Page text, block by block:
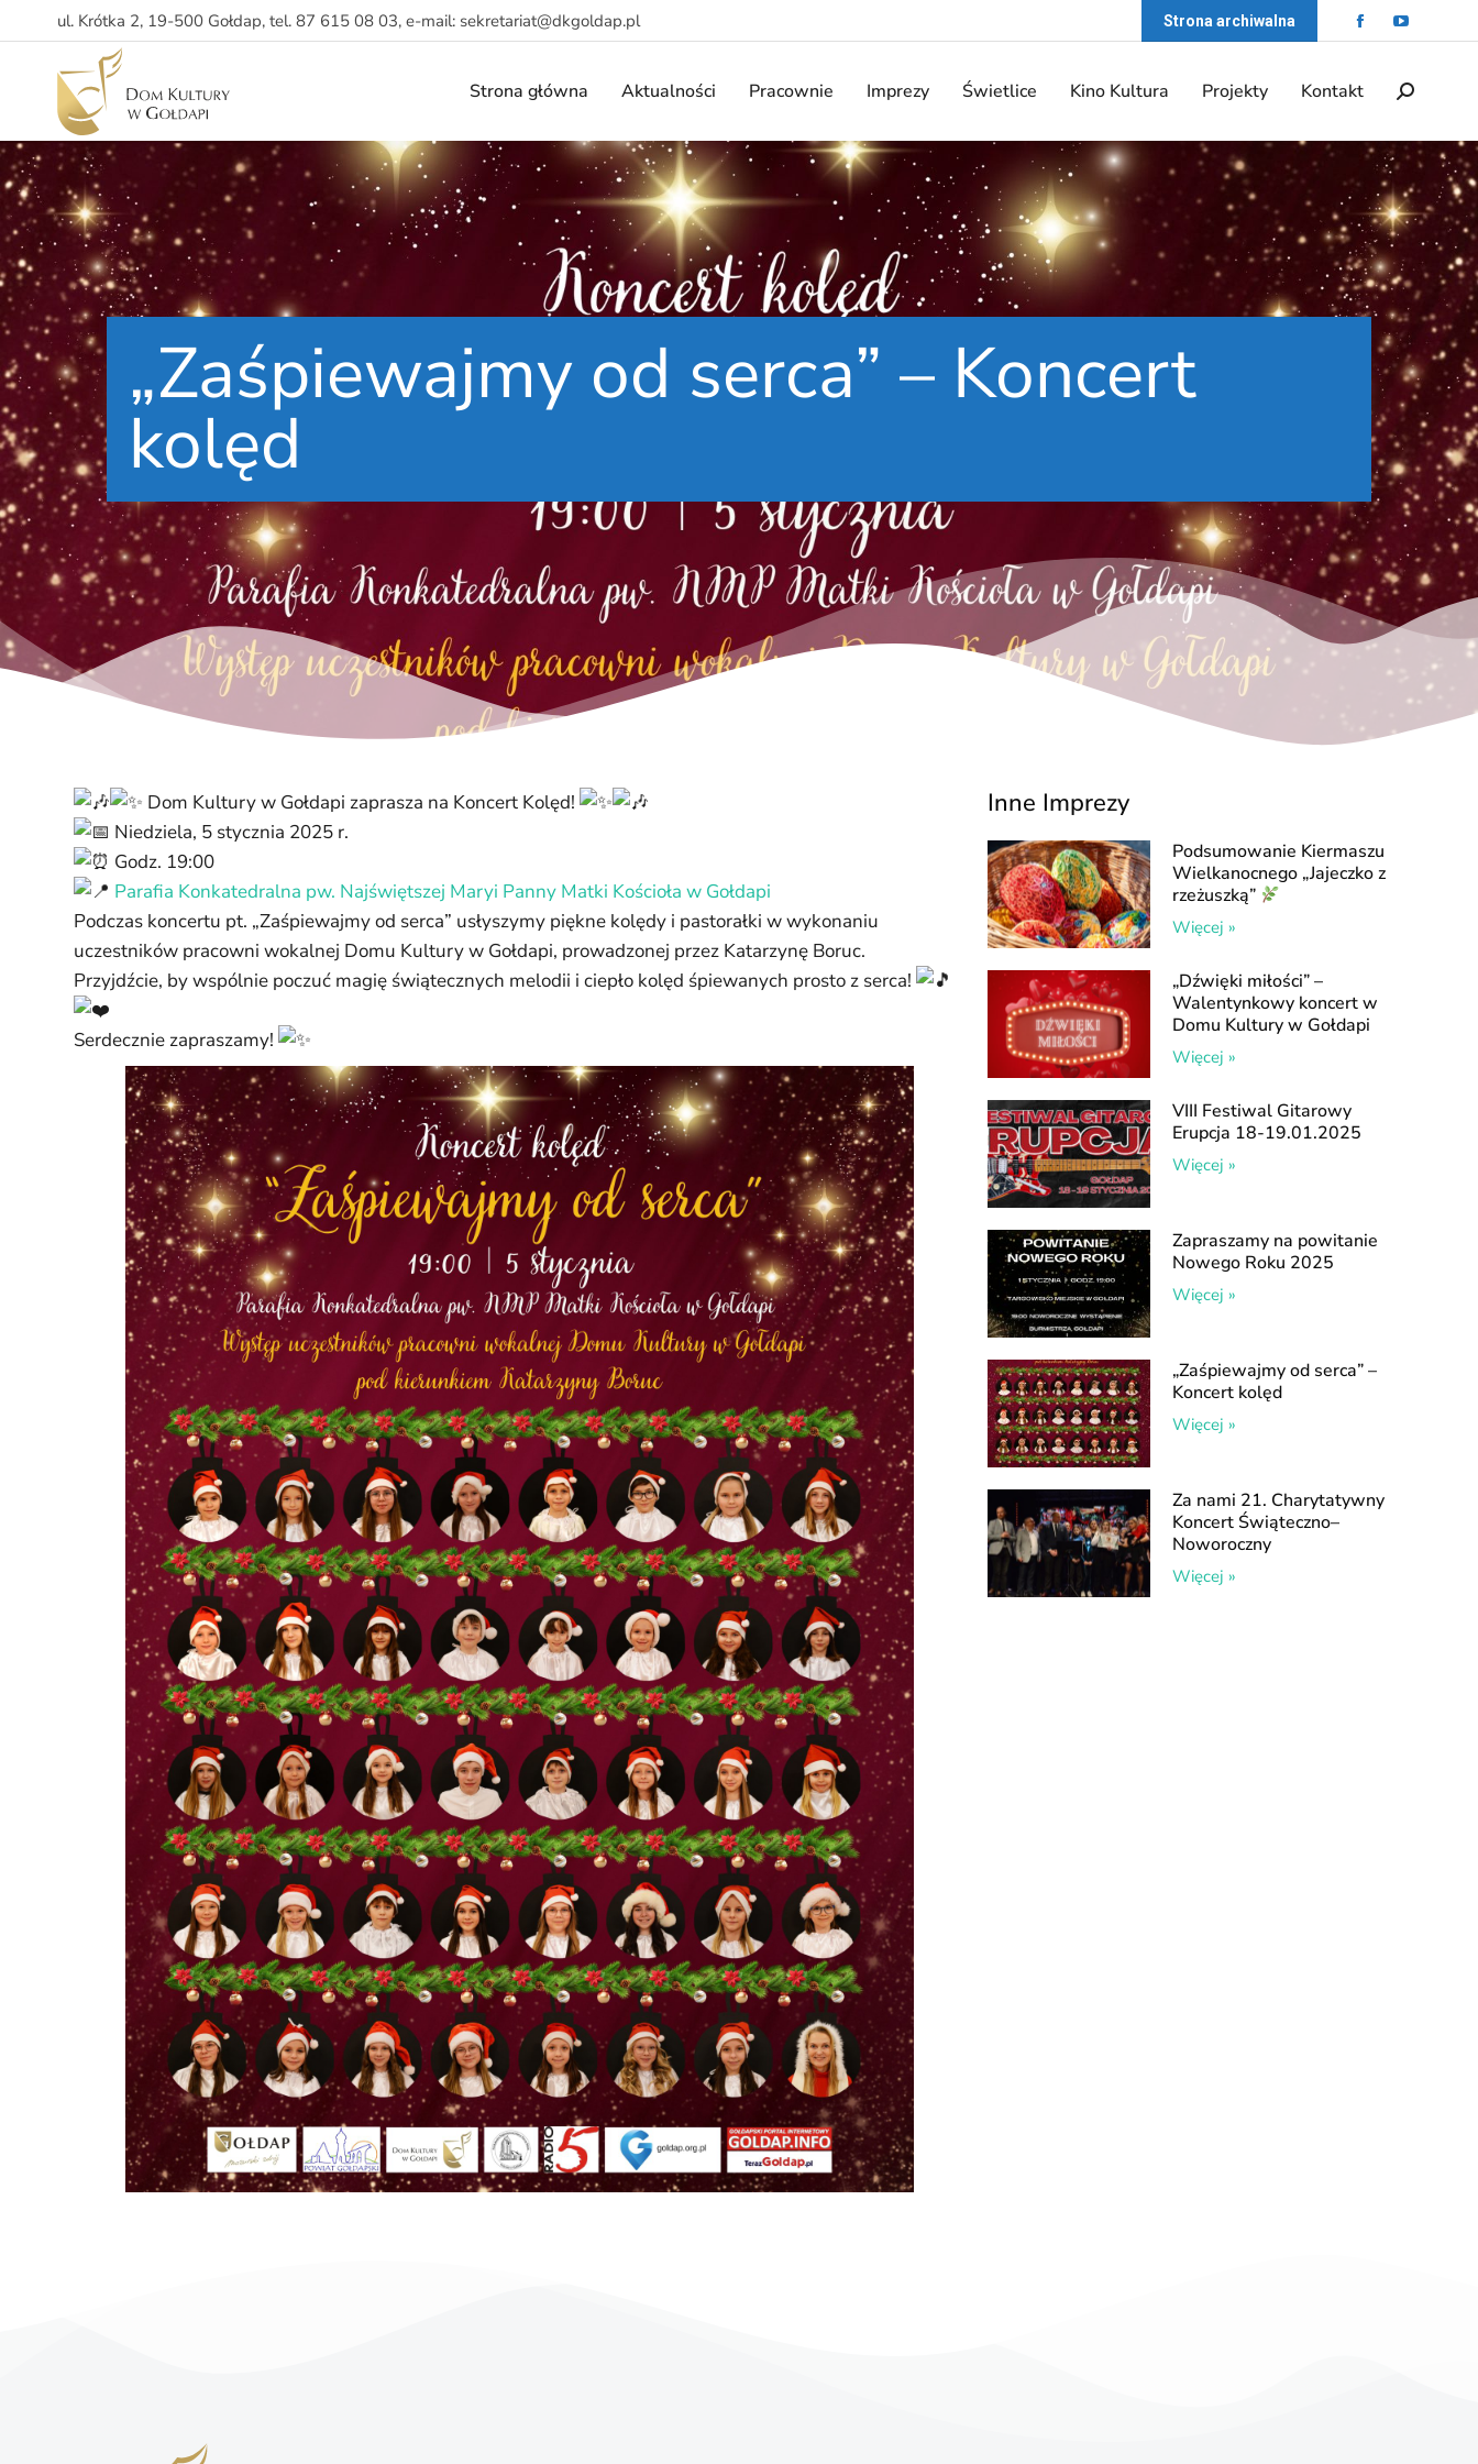
ul. Krótka 2, 19-500 Gołdap, tel. 87 615 08 03, e-mail: sekretariat@dkgoldap.pl Strona archiwalna
Strona główna Aktualności Pracownie Imprezy Świetlice Kino Kultura Projekty Kontakt
„Zaśpiewajmy od serca” – Koncert
kolęd
Dom Kultury w Gołdapi zaprasza na Koncert Kolęd!
Niedziela, 5 stycznia 2025 r.
Godz. 19:00
Parafia Konkatedralna pw. Najświętszej Maryi Panny Matki Kościoła w Gołdapi
Podczas koncertu pt. „Zaśpiewajmy od serca” usłyszymy piękne kolędy i pastorałki w wykonaniu
uczestników pracowni wokalnej Domu Kultury w Gołdapi, prowadzonej przez Katarzynę Boruc.
Przyjdźcie, by wspólnie poczuć magię świątecznych melodii i ciepło kolęd śpiewanych prosto z serca!
Serdecznie zapraszamy!
Inne Imprezy
Podsumowanie Kiermaszu
Wielkanocnego „Jajeczko z
rzeżuszką”
Więcej »
„Dźwięki miłości” –
Walentynkowy koncert w
Domu Kultury w Gołdapi
Więcej »
VIII Festiwal Gitarowy
Erupcja 18-19.01.2025
Więcej »
Zapraszamy na powitanie
Nowego Roku 2025
Więcej »
„Zaśpiewajmy od serca” –
Koncert kolęd
Więcej »
Za nami 21. Charytatywny
Koncert Świąteczno–
Noworoczny
Więcej »